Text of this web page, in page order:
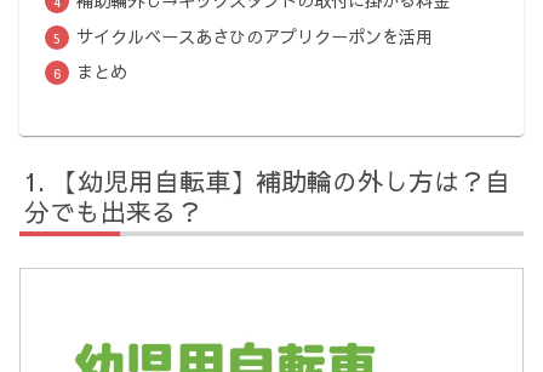
サイクルベースあさひのアプリクーポンを活用
まとめ
【幼児用自転車】補助輪の外し方は？自
分でも出来る？